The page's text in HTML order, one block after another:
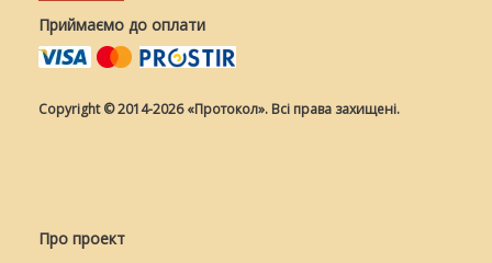
Приймаємо до оплати
Copyright © 2014-2026 «Протокол». Всі права захищені.
Про проект